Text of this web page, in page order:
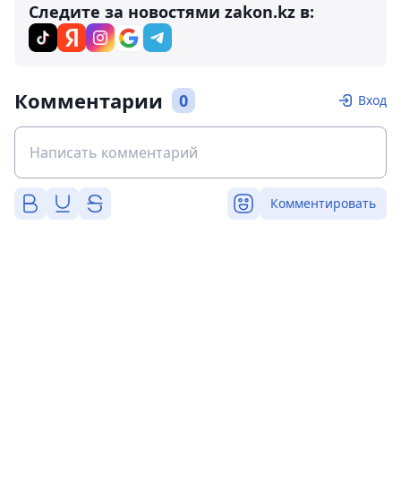
Следите за новостями zakon.kz в:
Комментарии 0 Вход
Комментировать